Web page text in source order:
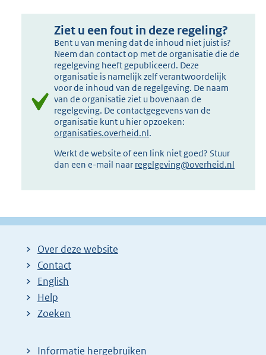
Ziet u een fout in deze regeling?
Bent u van mening dat de inhoud niet juist is?
Neem dan contact op met de organisatie die de
regelgeving heeft gepubliceerd. Deze
organisatie is namelijk zelf verantwoordelijk
voor de inhoud van de regelgeving. De naam
van de organisatie ziet u bovenaan de
regelgeving. De contactgegevens van de
organisatie kunt u hier opzoeken:
organisaties.overheid.nl.
Werkt de website of een link niet goed? Stuur
dan een e-mail naar regelgeving@overheid.nl
Over deze website
Contact
English
Help
Zoeken
Informatie hergebruiken